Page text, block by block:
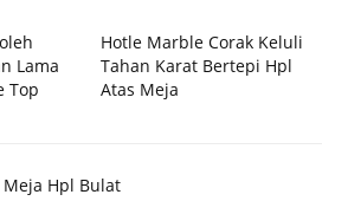
Lama
Top
Hotle Marble Corak Keluli
Tahan Karat Bertepi Hpl
Atas Meja
Meja Hpl Bulat